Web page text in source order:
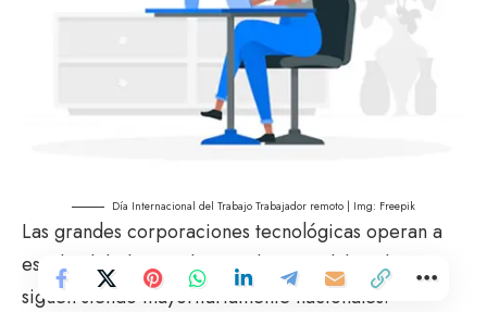
Día Internacional del Trabajo Trabajador remoto | Img: Freepik
Las grandes corporaciones tecnológicas operan a
escala global, pero las regulaciones laborales
siguen siendo mayoritariamente nacionales.